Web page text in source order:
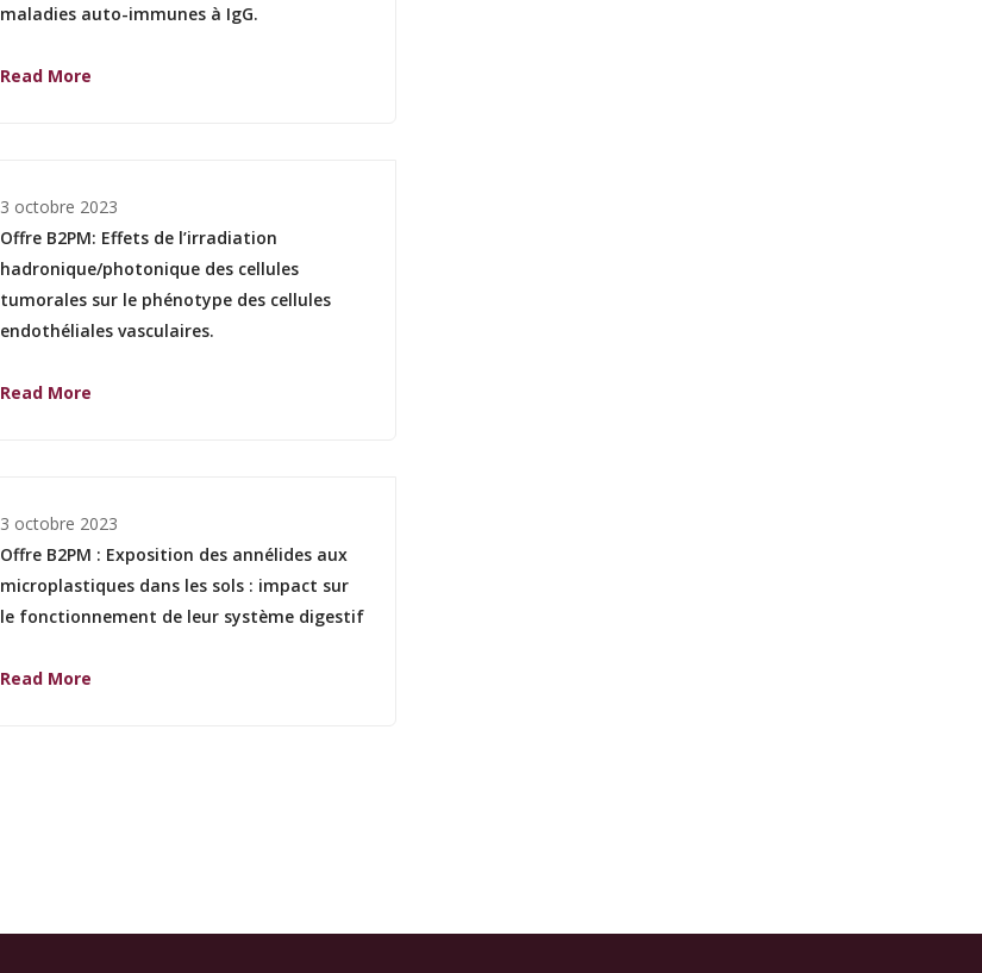
maladies auto-immunes à IgG.
Read More
3 octobre 2023
Offre B2PM: Effets de l’irradiation
hadronique/photonique des cellules
tumorales sur le phénotype des cellules
endothéliales vasculaires.
Read More
3 octobre 2023
Offre B2PM : Exposition des annélides aux
microplastiques dans les sols : impact sur
le fonctionnement de leur système digestif
Read More